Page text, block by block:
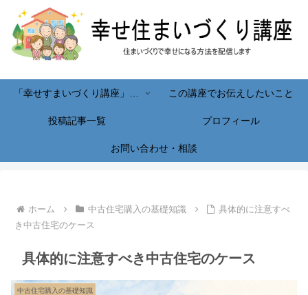
この講座でお伝えしたいこと
投稿記事一覧 プロフィール
お問い合わせ・相談
ホーム 中古住宅購入の基礎知識
具体的に注意すべ
き中古住宅のケース
具体的に注意すべき中古住宅のケース
中古住宅購入の基礎知識